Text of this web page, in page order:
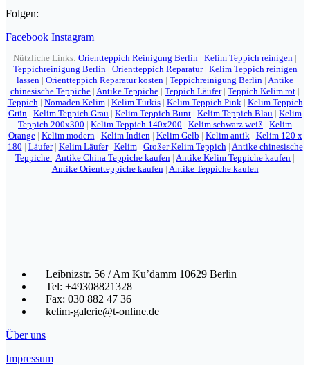
Folgen:
Facebook Instagram
Nützliche Links: Orientteppich Reinigung Berlin | Kelim Teppich reinigen |
Teppichreinigung Berlin | Orientteppich Reparatur| Kelim Teppich reinigen
lassen | Orientteppich Reparatur kosten | Teppichreinigung Berlin | Antike
chinesische Teppiche | Antike Teppiche | Teppich Läufer| Teppich Kelim rot |
Teppich | Nomaden Kelim| Kelim Türkis| Kelim Teppich Pink | Kelim Teppich
Grün | Kelim Teppich Grau | Kelim Teppich Bunt | Kelim Teppich Blau | Kelim
Teppich 200x300 | Kelim Teppich 140x200 | Kelim schwarz weiß | Kelim
Orange| Kelim modern | Kelim Indien | Kelim Gelb | Kelim antik | Kelim 120 x
180 | Läufer| Kelim Läufer| Kelim| Großer Kelim Teppich | Antike chinesische
Teppiche | Antike China Teppiche kaufen | Antike Kelim Teppiche kaufen |
Antike Orientteppiche kaufen | Antike Teppiche kaufen
Leibnizstr. 56 / Am Ku’damm 10629 Berlin
Tel: +49308821328
Fax: 030 882 47 36
kelim-galerie@t-online.de
Über uns
Impressum